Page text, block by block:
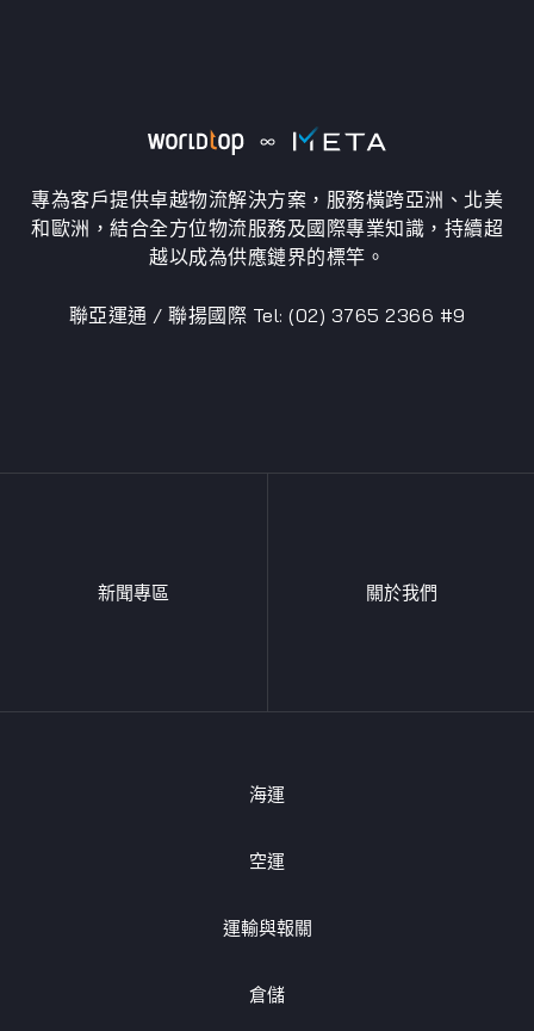
專為客戶提供卓越物流解決方案，服務橫跨亞洲、北美
和歐洲，結合全方位物流服務及國際專業知識，持續超
越以成為供應鏈界的標竿。
聯亞運通 / 聯揚國際 Tel: (02) 3765 2366 #9
新聞專區 關於我們
海運
空運
運輸與報關
倉儲